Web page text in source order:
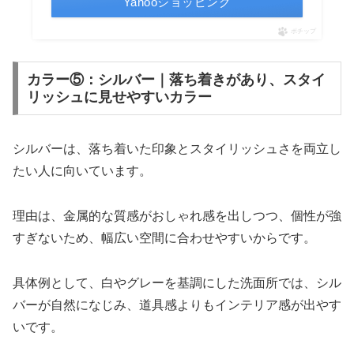
ポチップ
カラー⑤：シルバー｜落ち着きがあり、スタイ
リッシュに見せやすいカラー
シルバーは、落ち着いた印象とスタイリッシュさを両立し
たい人に向いています。
理由は、金属的な質感がおしゃれ感を出しつつ、個性が強
すぎないため、幅広い空間に合わせやすいからです。
具体例として、白やグレーを基調にした洗面所では、シル
バーが自然になじみ、道具感よりもインテリア感が出やす
いです。